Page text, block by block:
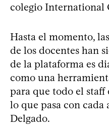
colegio International
Hasta el momento,
de los docentes han
de la plataforma es
como una
para que todo el staff
lo que pasa con cada
Delgado.